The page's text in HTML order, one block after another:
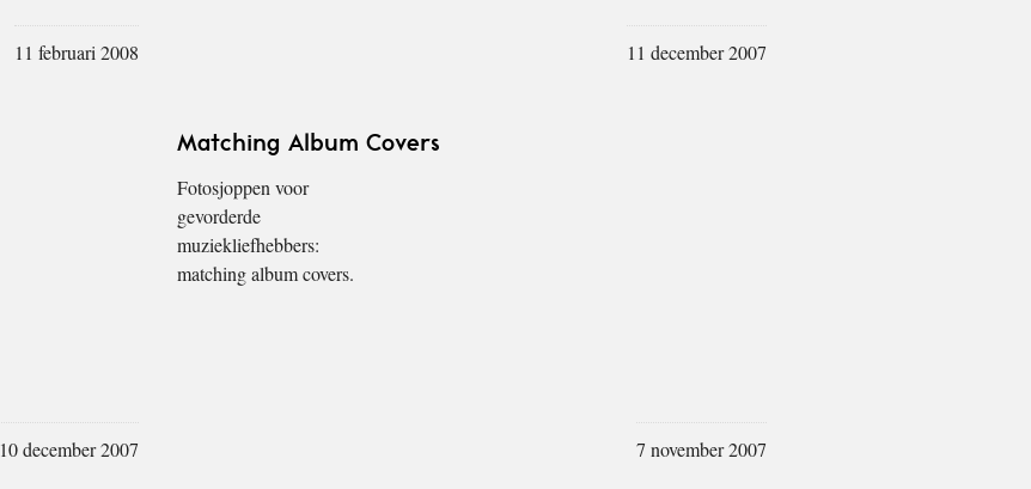
11 februari 2008 11 december 2007
10 december 2007
Matching Album Covers
Fotosjoppen voor
gevorderde
muziekliefhebbers:
matching album covers.
7 november 2007